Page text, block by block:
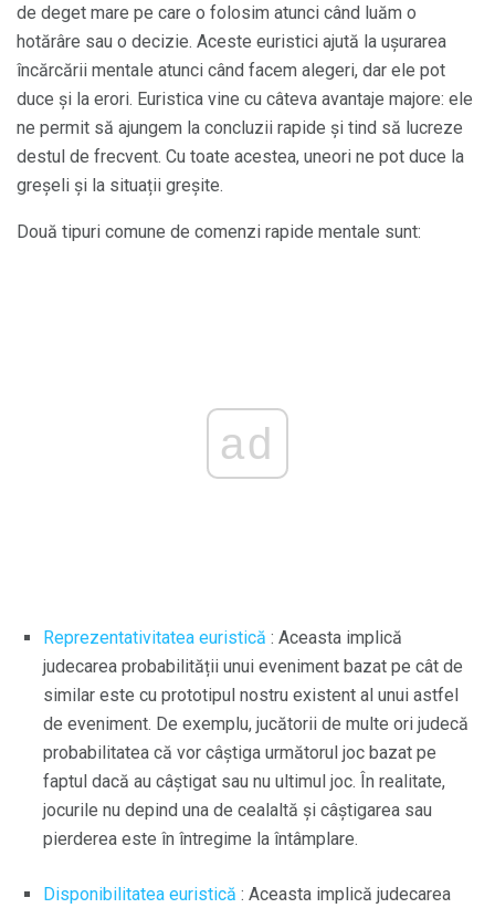
de deget mare pe care o folosim atunci când luăm o
hotărâre sau o decizie. Aceste euristici ajută la ușurarea
încărcării mentale atunci când facem alegeri, dar ele pot
duce și la erori. Euristica vine cu câteva avantaje majore: ele
ne permit să ajungem la concluzii rapide și tind să lucreze
destul de frecvent. Cu toate acestea, uneori ne pot duce la
greșeli și la situații greșite.
Două tipuri comune de comenzi rapide mentale sunt:
ad
Reprezentativitatea euristică : Aceasta implică
judecarea probabilității unui eveniment bazat pe cât de
similar este cu prototipul nostru existent al unui astfel
de eveniment. De exemplu, jucătorii de multe ori judecă
probabilitatea că vor câștiga următorul joc bazat pe
faptul dacă au câștigat sau nu ultimul joc. În realitate,
jocurile nu depind una de cealaltă și câștigarea sau
pierderea este în întregime la întâmplare.
Disponibilitatea euristică : Aceasta implică judecarea